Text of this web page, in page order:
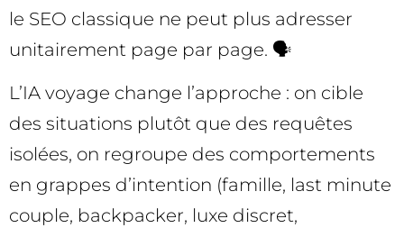
le SEO classique ne peut plus adresser
unitairement page par page. 🗣️
L’IA voyage change l’approche : on cible
des situations plutôt que des requêtes
isolées, on regroupe des comportements
en grappes d’intention (famille, last minute
couple, backpacker, luxe discret,